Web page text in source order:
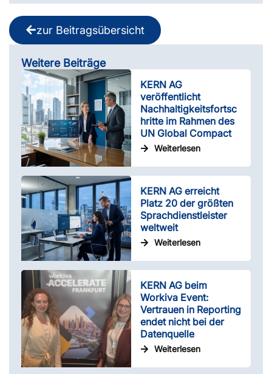
zur Beitragsübersicht
Weitere Beiträge
KERN AG
veröffentlicht
Nachhaltigkeitsfortsc
hritte im Rahmen des
UN Global Compact
Weiterlesen
KERN AG erreicht
Platz 20 der größten
Sprachdienstleister
weltweit
Weiterlesen
KERN AG beim
Workiva Event:
Vertrauen in Reporting
endet nicht bei der
Datenquelle
Weiterlesen